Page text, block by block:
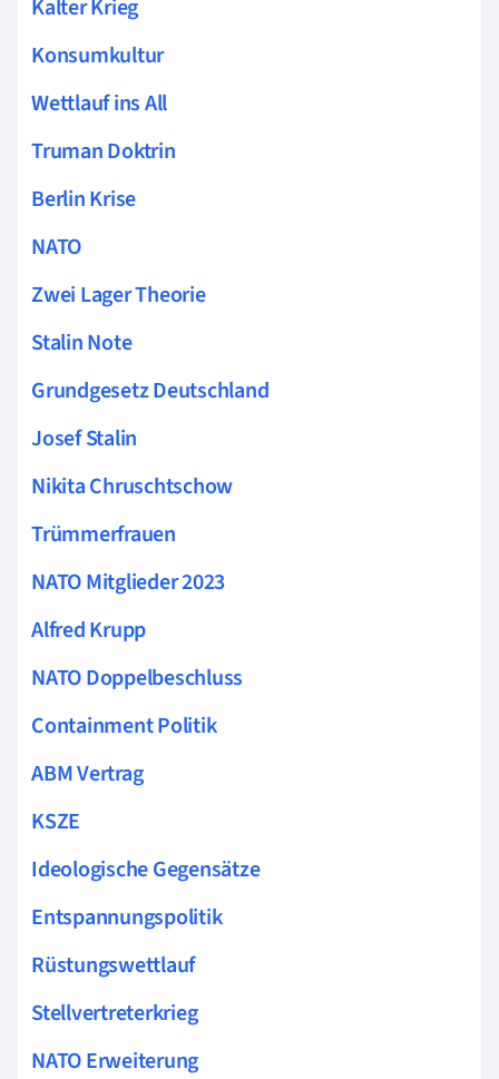
Kalter Krieg
Konsumkultur
Wettlauf ins All
Truman Doktrin
Berlin Krise
NATO
Zwei Lager Theorie
Stalin Note
Grundgesetz Deutschland
Josef Stalin
Nikita Chruschtschow
Trümmerfrauen
NATO Mitglieder 2023
Alfred Krupp
NATO Doppelbeschluss
Containment Politik
ABM Vertrag
KSZE
Ideologische Gegensätze
Entspannungspolitik
Rüstungswettlauf
Stellvertreterkrieg
NATO Erweiterung